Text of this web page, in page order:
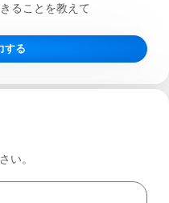
ることを教えて
する
い。